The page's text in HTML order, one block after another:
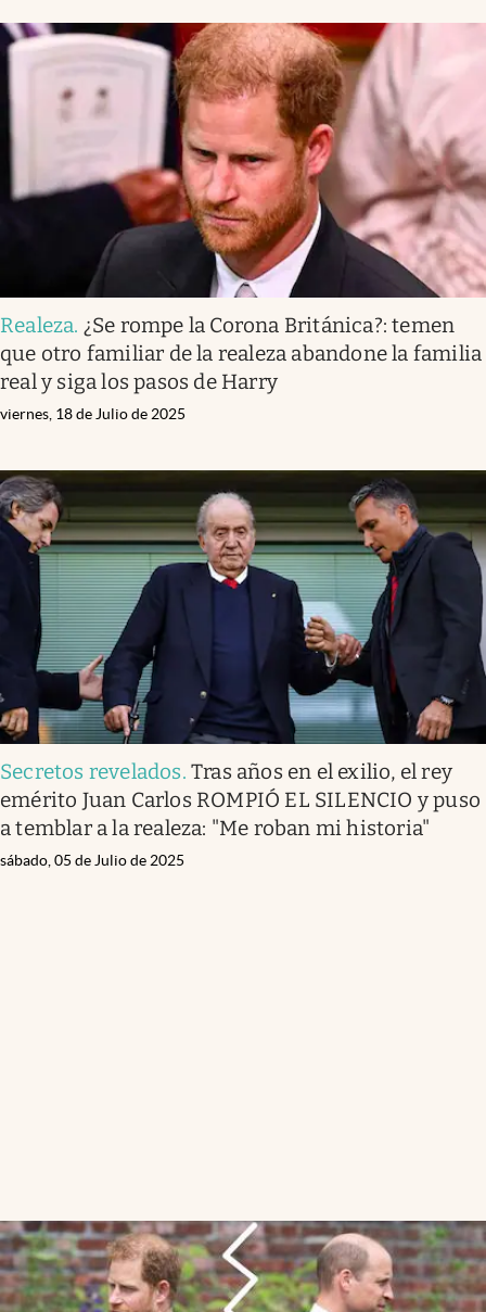
Realeza. ¿Se rompe la Corona Británica?: temen
que otro familiar de la realeza abandone la familia
real y siga los pasos de Harry
viernes, 18 de Julio de 2025
Secretos revelados.Tras años en el exilio, el rey
emérito Juan Carlos ROMPIÓ EL SILENCIO y puso
a temblar a la realeza: "Me roban mi historia"
sábado, 05 de Julio de 2025